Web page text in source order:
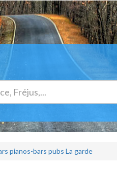
pianos-bars pubs La garde